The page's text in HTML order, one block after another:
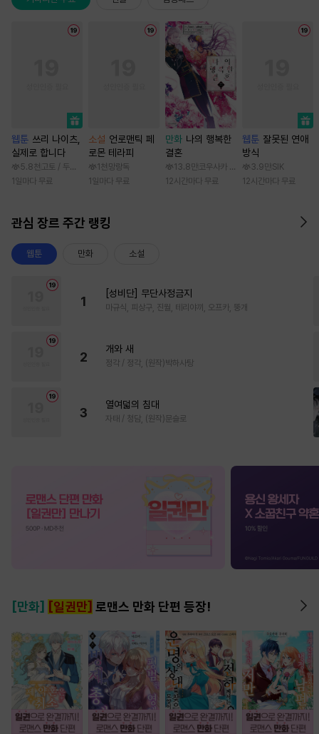
웹툰 쓰리 나이츠,
실제로 합니다
5.8천 고토 / 두나래
1일마다 무료
소설 언로맨틱 페
로몬 테라피
1천 망랑독
1일마다 무료
만화 나의 행복한
결혼
13.8만 코우사카 리토 / 아기토기 아쿠미
12시간마다 무료
웹툰 잘못된 연애
방식
3.9만 SIK
12시간마다 무료
관심 장르 주간 랭킹
웹툰 만화 소설
1
[성비단] 무단사정금지
마규식, 피상구, 진월, 테리야끼, 오프카, 뚱개
2
개와 새
정각 / 정각, (원작)박하사탕
3
열여덟의 침대
자태 / 청담, (원작)문슬로
[만화] [일권만] 로맨스 만화 단편 등장!